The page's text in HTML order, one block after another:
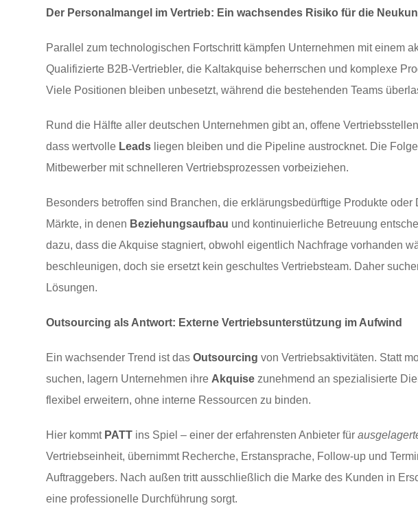
Der Personalmangel im Vertrieb: Ein wachsendes Risiko für die
Parallel zum technologischen Fortschritt kämpfen Unternehmen mit einem
Qualifizierte B2B-Vertriebler, die Kaltakquise beherrschen und komplexe
Viele Positionen bleiben unbesetzt, während die bestehenden Teams
Rund die Hälfte aller deutschen Unternehmen gibt an, offene
dass wertvolle Leads liegen bleiben und die Pipeline austrocknet. Die
Mitbewerber mit schnelleren Vertriebsprozessen vorbeiziehen.
Besonders betroffen sind Branchen, die erklärungsbedürftige Produkte
Märkte, in denen Beziehungsaufbau und kontinuierliche Betreuung
dazu, dass die Akquise stagniert, obwohl eigentlich Nachfrage vorhanden
beschleunigen, doch sie ersetzt kein geschultes Vertriebsteam. Daher
Lösungen.
Outsourcing als Antwort: Externe Vertriebsunterstützung im Aufwind
Ein wachsender Trend ist das Outsourcing von Vertriebsaktivitäten. Statt
suchen, lagern Unternehmen ihre Akquise zunehmend an spezialisierte
flexibel erweitern, ohne interne Ressourcen zu binden.
Hier kommt PATT ins Spiel – einer der erfahrensten Anbieter für
Vertriebseinheit, übernimmt Recherche, Erstansprache, Follow-up und
Auftraggebers. Nach außen tritt ausschließlich die Marke des Kunden in
eine professionelle Durchführung sorgt.